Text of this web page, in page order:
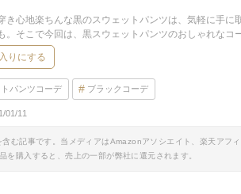
き心地楽ちんな黒のスウェットパンツは、気軽に手
。そこで今回は、黒スウェットパンツのおしゃれなコ
りにする
パンツコーデ ブラックコーデ
01/11
む記事です。当メディアはAmazonアソシエイト、楽天アフ
を購入すると、売上の一部が弊社に還元されます。